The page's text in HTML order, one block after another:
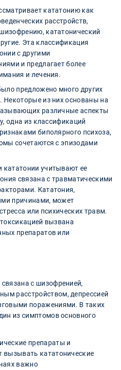
кататонию как
расстройств,
кататонический
Эта классификация
с другими
и предлагает более
и лечения.
предложено много других
Некоторые из них основаны на
различные аспекты
одна из классификаций
биполярного психоза,
сочетаются с эпизодами
учитывают ее
связана с травматическими
Кататония,
причинами, может
или психических травм.
вызвана
препаратов или
с шизофренией,
расстройством, депрессией
поражениями. В таких
из симптомов основного
препараты и
вызывать кататонические
важно